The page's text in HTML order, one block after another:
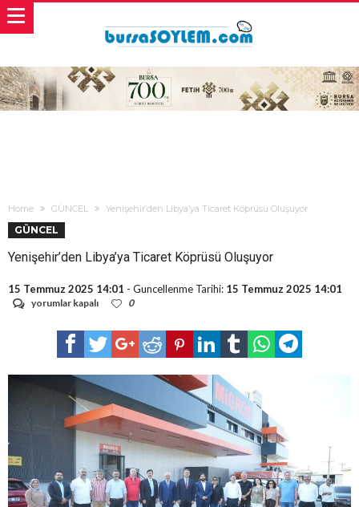
Home GÜNCEL Yenişehir’den Libya’ya Ticaret Köprüsü Oluşuyor
GÜNCEL
Yenişehir’den Libya’ya Ticaret Köprüsü Oluşuyor
15 Temmuz 2025 14:01 - Guncellenme Tarihi: 15 Temmuz 2025 14:01
Yenişehir’den
Ticaret
Köprüsü
Oluşuyor
yorumlar kapalı 0